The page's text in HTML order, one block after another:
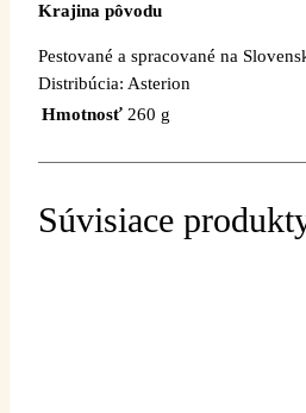
Krajina pôvodu
Pestované a spracované na
Distribúcia: Asterion
Hmotnosť 260 g
Súvisiace